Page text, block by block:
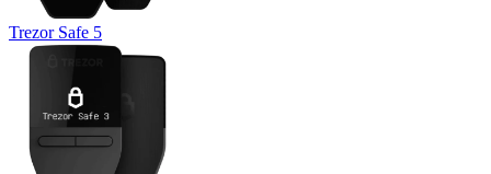
Trezor Safe 5